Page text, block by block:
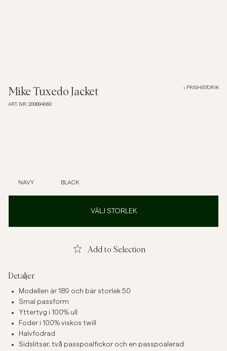
Skjortor
T-shirts
Underkläder
Mike Tuxedo Jacket
ART. NR: 200894060
PRISHISTORIK
NAVY BLACK
VÄLJ STORLEK
Add to Selection
Detaljer
Modellen är 189 och bär storlek 50
Smal passform
Yttertyg i 100% ull
Foder i 100% viskos twill
Halvfodrad
Sidslitsar, två passpoalfickor och en passpoalerad